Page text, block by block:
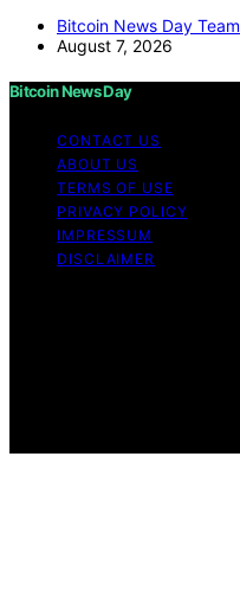
Bitcoin News Day Team
August 7, 2026
Bitcoin News Day
CONTACT US
ABOUT US
TERMS OF USE
PRIVACY POLICY
IMPRESSUM
DISCLAIMER